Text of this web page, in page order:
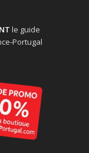
le guide
Portugal